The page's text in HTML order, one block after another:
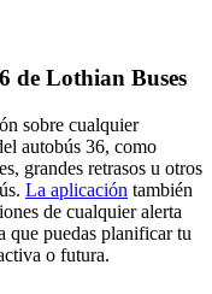
de Lothian Buses
sobre cualquier
autobús 36, como
grandes retrasos u otros
La aplicación también
de cualquier alerta
que puedas planificar tu
o futura.